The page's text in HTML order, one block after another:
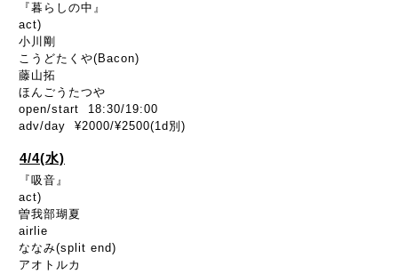
『暮らしの中』
act)
小川剛
こうどたくや(Bacon)
藤山拓
ほんごうたつや
open/start 18:30/19:00
adv/day ¥2000/¥2500(1d別)
4/4(水)
『吸音』
act)
曽我部瑚夏
airlie
ななみ(split end)
アオトルカ